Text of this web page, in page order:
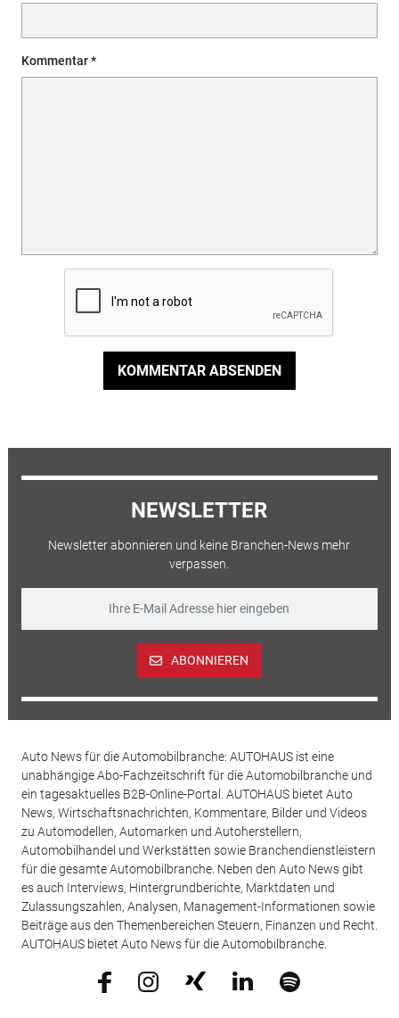
Kommentar
KOMMENTAR ABSENDEN
NEWSLETTER
Newsletter abonnieren und keine Branchen-News mehr
verpassen.
ABONNIEREN
Auto News für die Automobilbranche: AUTOHAUS ist eine
unabhängige Abo-Fachzeitschrift für die Automobilbranche und
ein tagesaktuelles B2B-Online-Portal. AUTOHAUS bietet Auto
News, Wirtschaftsnachrichten, Kommentare, Bilder und Videos
zu Automodellen, Automarken und Autoherstellern,
Automobilhandel und Werkstätten sowie Branchendienstleistern
für die gesamte Automobilbranche. Neben den Auto News gibt
es auch Interviews, Hintergrundberichte, Marktdaten und
Zulassungszahlen, Analysen, Management-Informationen sowie
Beiträge aus den Themenbereichen Steuern, Finanzen und Recht.
AUTOHAUS bietet Auto News für die Automobilbranche.